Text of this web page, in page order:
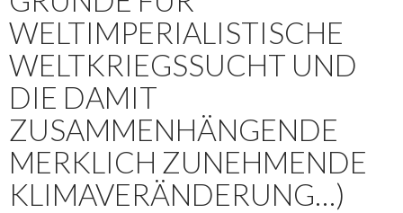
WELTIMPERIALISTISCHE
WELTKRIEGSSUCHT UND
DIE DAMIT
ZUSAMMENHÄNGENDE
MERKLICH ZUNEHMENDE
KLIMAVERÄNDERUNG…)